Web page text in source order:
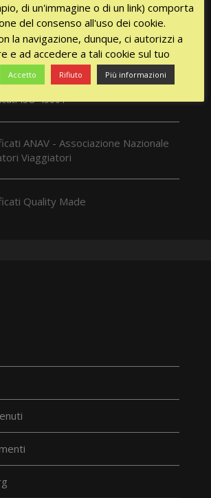
di un'immagine o di un link) comporta
del consenso all'uso dei cookie.
la navigazione, dunque, ci autorizzi a
e ad accedere a tali cookie sul tuo
Accetto Rifiuto Più informazioni